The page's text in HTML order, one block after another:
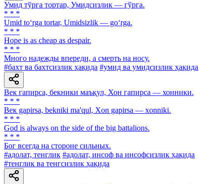
Умид тўрга тортар, Умидсизлик — гўрга.
* * *
Umid to‘rga tortar, Umidsizlik — go‘rga.
* * *
Hope is as cheap as despair.
* * *
Много надежды впереди, а смерть на носу.
#бахт ва бахтсизлик ҳақида #умид ва умидсизлик ҳақида
Век гапирса, бекники маъқул, Хон гапирса — хонники.
* * *
Век gapirsa, bekniki ma'qul, Xon gapirsa — xonniki.
* * *
God is always on the side of the big battalions.
* * *
Бог всегда на стороне сильных.
#адолат, тенглик #адолат, инсоф ва инсофсизлик ҳақида
#тенглик ва тенгсизлик ҳақида